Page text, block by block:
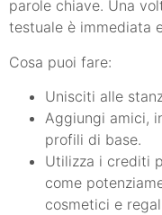
parole chiave. Una
testuale è immediata
Cosa puoi fare:
Unisciti alle
Aggiungi amici,
profili di base.
Utilizza i crediti
come
cosmetici e